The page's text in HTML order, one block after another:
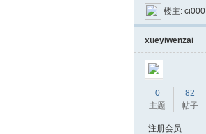
» ›
楼主: ci000
xueyiwenzai
0
主题
82
帖子
注册会员